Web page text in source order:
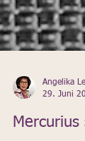
29. Juni